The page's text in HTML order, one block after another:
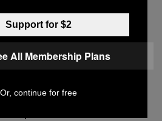
de ello. He estado
mítines violentos y
Trump y me encantaría
Por supuesto, me
fuera de
Support for $2
All Membership Plans
Or, continue for free